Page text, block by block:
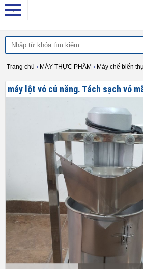
Trang chủ › MÁY THỰC PHẨM › Máy chế biến
máy lột vỏ củ năng. Tách sạch vỏ